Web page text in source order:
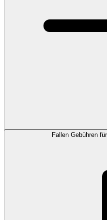
Fallen Gebühren